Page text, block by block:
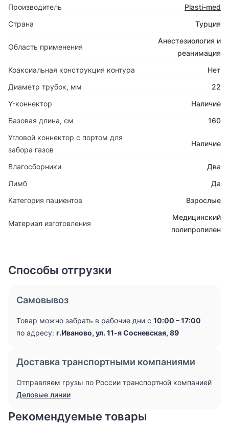
Производитель
Plasti-med
Страна
Турция
Область применения
Анестезиология и
реанимация
Коаксиальная конструкция контура
Нет
Диаметр трубок, мм
22
Y-коннектор
Наличие
Базовая длина, см
160
Угловой коннектор с портом для
забора газов
Наличие
Влагосборники
Два
Лимб
Да
Категория пациентов
Взрослые
Материал изготовления
Медицинский
полипропилен
Способы отгрузки
Самовывоз
Товар можно забрать в рабочие дни с 10:00 – 17:00
по адресу: г.Иваново, ул. 11-я Сосневская, 89
Доставка транспортными компаниями
Отправляем грузы по России транспортной компанией
Деловые линии
Рекомендуемые товары